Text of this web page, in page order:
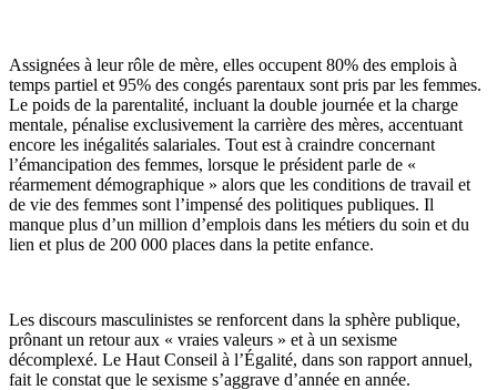
Assignées à leur rôle de mère, elles occupent 80% des emplois à
temps partiel et 95% des congés parentaux sont pris par les femmes.
Le poids de la parentalité, incluant la double journée et la charge
mentale, pénalise exclusivement la carrière des mères, accentuant
encore les inégalités salariales. Tout est à craindre concernant
l’émancipation des femmes, lorsque le président parle de «
réarmement démographique » alors que les conditions de travail et
de vie des femmes sont l’impensé des politiques publiques. Il
manque plus d’un million d’emplois dans les métiers du soin et du
lien et plus de 200 000 places dans la petite enfance.
Les discours masculinistes se renforcent dans la sphère publique,
prônant un retour aux « vraies valeurs » et à un sexisme
décomplexé. Le Haut Conseil à l’Égalité, dans son rapport annuel,
fait le constat que le sexisme s’aggrave d’année en année.